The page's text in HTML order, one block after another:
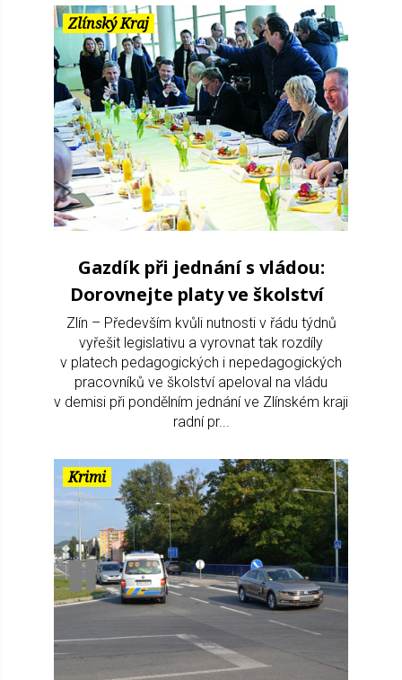
Zlínský Kraj
Gazdík při jednání s vládou:
Dorovnejte platy ve školství
Zlín – Především kvůli nutnosti v řádu týdnů
vyřešit legislativu a vyrovnat tak rozdíly
v platech pedagogických i nepedagogických
pracovníků ve školství apeloval na vládu
v demisi při pondělním jednání ve Zlínském kraji
radní pr...
Krimi